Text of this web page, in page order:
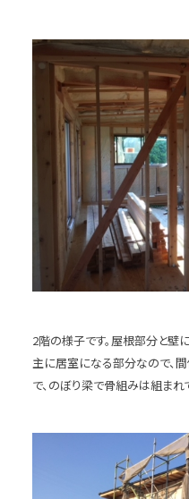
2階の様子です。屋根部分と壁
主に居室になる部分なので、
で、のぼり梁で骨組みは組まれ